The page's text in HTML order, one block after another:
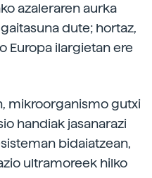
azaleraren aurka
dute; hortaz,
Europa ilargietan ere
mikroorganismo gutxi
handiak jasanarazi
bidaiatzean,
ultramoreek hilko